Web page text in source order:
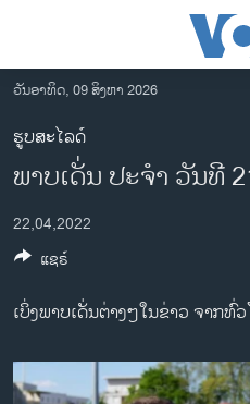
ເຂົ້າ
ຫາ
ຂ້າມ
ຂ້າມ
ໄປ
ຫາ
ຄົ້ນ
ລາວ
ອາເມຣິກາ
ການເລືອກຕັ້ງ ປະທານາທີບໍດີ ສະຫະ
ຂ່າວ​ຈີນ
ໂລກ
ອິດສະຫຼະພາບດ້ານການຂ່າວ
ວັນອາທິດ, 09 ສິງຫາ 2026
ຮູບສະໄລດ໌
ພາບ​ເດັ່ນ ປະ​ຈຳ​ ວັນ​ທີ
22,04,2022
ເບິ່ງພາບເດັ່ນຕ່າງໆໃນຂ່າວ ຈາກທົ່
ແຊຣ໌